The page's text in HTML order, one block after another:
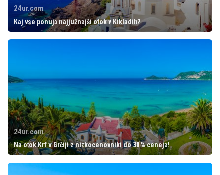
24ur.com
Kaj vse ponuja najjužnejši otok v Kikladih?
24ur.com
Na otok Krf v Grčiji z nizkocenovniki do 30 % ceneje!